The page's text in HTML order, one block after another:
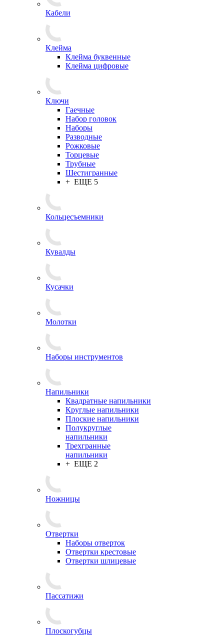
Кабели
Клейма
Клейма буквенные
Клейма цифровые
Ключи
Гаечные
Набор головок
Наборы
Разводные
Рожковые
Торцевые
Трубные
Шестигранные
+ ЕЩЕ 5
Кольцесъемники
Кувалды
Кусачки
Молотки
Наборы инструментов
Напильники
Квадратные напильники
Круглые напильники
Плоские напильники
Полукруглые
напильники
Трехгранные
напильники
+ ЕЩЕ 2
Ножницы
Отвертки
Наборы отверток
Отвертки крестовые
Отвертки шлицевые
Пассатижи
Плоскогубцы